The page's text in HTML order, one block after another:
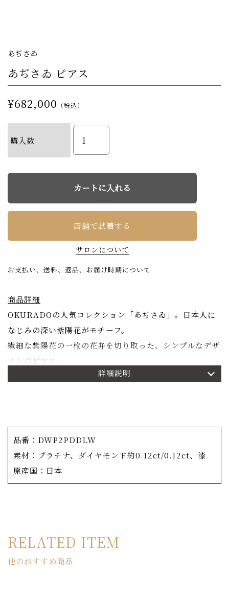
あぢさゐ
あぢさゐ ピアス
¥682,000 （税込）
購入数
店舗で試着する
サロンについて
お支払い、送料、返品、お届け時期について
詳細説明
商品詳細
OKURADOの人気コレクション「あぢさゐ」。日本人に
なじみの深い紫陽花がモチーフ。
繊細な紫陽花の一枚の花弁を切り取った、シンプルなデザ
インのピアス。
花弁が2重になっており、ハイジュエリーならではの奥行
のダイヤモンドを配しており、揺れ動くたびに美しく輝
き、立体的な花弁の重なりも楽しめます。
ダイヤモンド入りのフック金具もOKURADOオリジナル
仕様で、軽やかに揺れ動きます。
品番：DWP2PDDLW
素材：プラチナ、ダイヤモンド約0.12ct/0.12ct、漆
原産国：日本
RELATED ITEM
他のおすすめ商品